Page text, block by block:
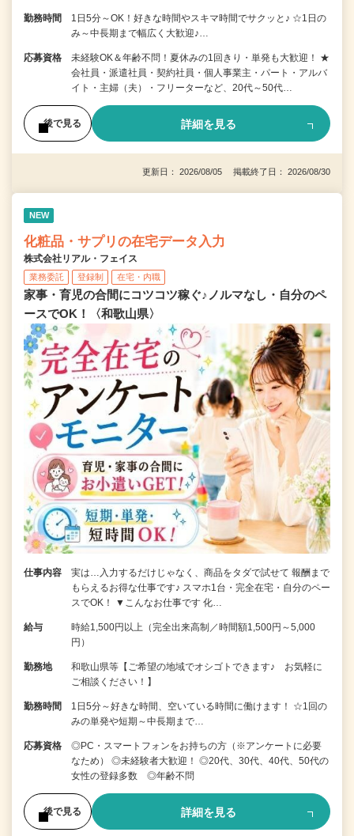
勤務時間
1日5分～OK！好きな時間やスキマ時間でサクッと♪ ☆1日の
み～中長期まで幅広く大歓迎♪…
応募資格
未経験OK＆年齢不問！夏休みの1回きり・単発も大歓迎！ ★
会社員・派遣社員・契約社員・個人事業主・パート・アルバ
イト・主婦（夫）・フリーターなど、20代～50代…
後で見る 詳細を見る
更新日： 2026/08/05 掲載終了日： 2026/08/30
NEW
化粧品・サプリの在宅データ入力
株式会社リアル・フェイス
業務委託 登録制 在宅・内職
家事・育児の合間にコツコツ稼ぐ♪ノルマなし・自分のペ
ースでOK！〈和歌山県〉
仕事内容
実は…入力するだけじゃなく、商品をタダで試せて 報酬まで
もらえるお得な仕事です♪ スマホ1台・完全在宅・自分のペー
スでOK！ ▼こんなお仕事です 化…
給与
時給1,500円以上（完全出来高制／時間額1,500円～5,000
円）
勤務地
和歌山県等【ご希望の地域でオシゴトできます♪ お気軽に
ご相談ください！】
勤務時間
1日5分～好きな時間、空いている時間に働けます！ ☆1回の
みの単発や短期～中長期まで…
応募資格
◎PC・スマートフォンをお持ちの方（※アンケートに必要
なため） ◎未経験者大歓迎！ ◎20代、30代、40代、50代の
女性の登録多数 ◎年齢不問
後で見る 詳細を見る